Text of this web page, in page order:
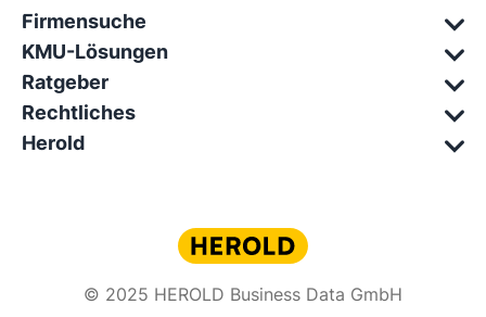
Firmensuche
KMU-Lösungen
Ratgeber
Rechtliches
Herold
© 2025 HEROLD Business Data GmbH